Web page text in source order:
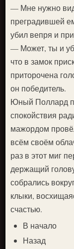
— Мне нужно
преградившей
убил вепря и
— Может, ты и
что в замок
приторочена
он победитель.
Юный Поллард
спокойствия
мажордом
всём своём
раз в этот миг
держащий
собрались
клыки,
счастью.
В начало
Назад